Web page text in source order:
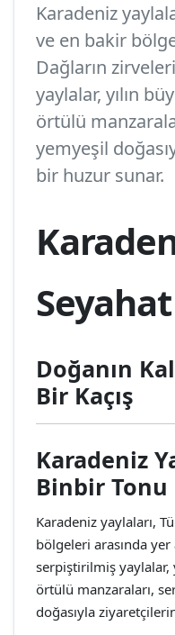
Karadeniz
ve en bakir
Dağların
yaylalar, yılın
örtülü
yemyeşil
bir huzur sunar.
Doğanın
Bir Kaçış
Karadeniz
Binbir Tonu
Karadeniz yaylaları,
bölgeleri arasında yer
serpiştirilmiş yaylalar,
örtülü manzaraları,
doğasıyla